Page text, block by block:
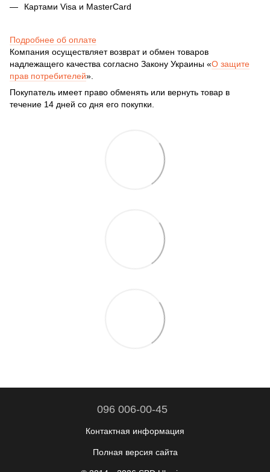
Картами Visa и MasterCard
Подробнее об оплате
Компания осуществляет возврат и обмен товаров
надлежащего качества согласно Закону Украины «О защите
прав потребителей».
Покупатель имеет право обменять или вернуть товар в
течение 14 дней со дня его покупки.
096 006-00-45
Контактная информация
Полная версия сайта